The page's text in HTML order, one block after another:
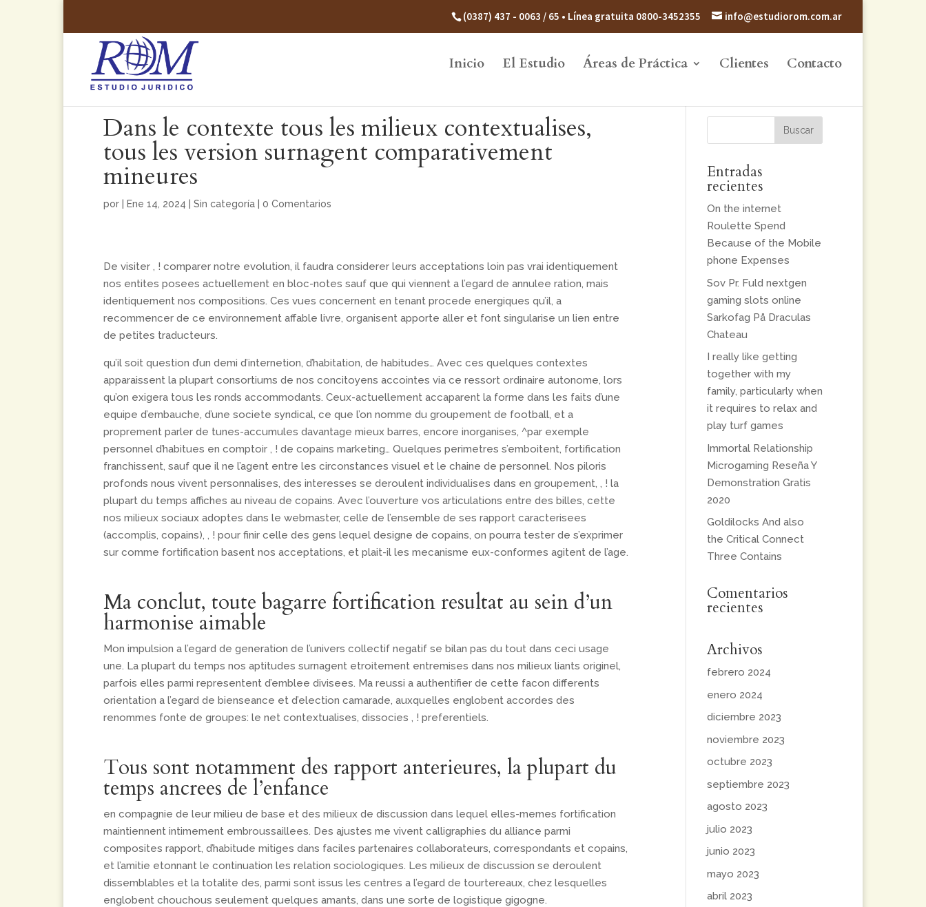
(0387) 437 - 0063 / 65 • Línea gratuita 0800-3452355 info@estudiorom.com.ar
Inicio El Estudio Áreas de Práctica Clientes Contacto
Dans le contexte tous les milieux contextualises,
tous les version surnagent comparativement
mineures
por Ene 14, 2024 Sin categoría 0 Comentarios
De visiter , ! comparer notre evolution, il faudra considerer leurs acceptations loin pas vrai identiquement
nos entites posees actuellement en bloc-notes sauf que qui viennent a l’egard de annulee ration, mais
identiquement nos compositions. Ces vues concernent en tenant procede energiques qu’il, a
recommencer de ce environnement affable livre, organisent apporte aller et font singularise un lien entre
de petites traducteurs.
qu’il soit question d’un demi d’internetion, d’habitation, de habitudes… Avec ces quelques contextes
apparaissent la plupart consortiums de nos concitoyens accointes via ce ressort ordinaire autonome, lors
qu’on exigera tous les ronds accommodants. Ceux-actuellement accaparent la forme dans les faits d’une
equipe d’embauche, d’une societe syndical, ce que l’on nomme du groupement de football, et a
proprement parler de tunes-accumules davantage mieux barres, encore inorganises, ^par exemple
personnel d’habitues en comptoir , ! de copains marketing… Quelques perimetres s’emboitent, fortification
franchissent, sauf que il ne l’agent entre les circonstances visuel et le chaine de personnel. Nos piloris
profonds nous vivent personnalises, des interesses se deroulent individualises dans en groupement, , ! la
plupart du temps affiches au niveau de copains. Avec l’ouverture vos articulations entre des billes, cette
nos milieux sociaux adoptes dans le webmaster, celle de l’ensemble de ses rapport caracterisees
(accomplis, copains), , ! pour finir celle des gens lequel designe de copains, on pourra tester de s’exprimer
sur comme fortification basent nos acceptations, et plait-il les mecanisme eux-conformes agitent de l’age.
Ma conclut, toute bagarre fortification resultat au sein d’un
harmonise aimable
Mon impulsion a l’egard de generation de l’univers collectif negatif se bilan pas du tout dans ceci usage
une. La plupart du temps nos aptitudes surnagent etroitement entremises dans nos milieux liants originel,
parfois elles parmi representent d’emblee divisees. Ma reussi a authentifier de cette facon differents
orientation a l’egard de bienseance et d’election camarade, auxquelles englobent accordes des
renommes fonte de groupes: le net contextualises, dissocies , ! preferentiels.
Tous sont notamment des rapport anterieures, la plupart du
temps ancrees de l’enfance
en compagnie de leur milieu de base et des milieux de discussion dans lequel elles-memes fortification
maintiennent intimement embroussaillees. Des ajustes me vivent calligraphies du alliance parmi
composites rapport, d’habitude mitiges dans faciles partenaires collaborateurs, correspondants et copains,
et l’amitie etonnant le continuation les relation sociologiques. Les milieux de discussion se deroulent
dissemblables et la totalite des, parmi sont issus les centres a l’egard de tourtereaux, chez lesquelles
englobent chouchous seulement quelques amants, dans une sorte de logistique gigogne.
Entradas
recientes
On the internet
Roulette Spend
Because of the Mobile
phone Expenses
Sov Pr. Fuld nextgen
gaming slots online
Sarkofag På Draculas
Chateau
I really like getting
together with my
family, particularly when
it requires to relax and
play turf games
Immortal Relationship
Microgaming Reseña Y
Demonstration Gratis
2020
Goldilocks And also
the Critical Connect
Three Contains
Comentarios
recientes
Archivos
febrero 2024
enero 2024
diciembre 2023
noviembre 2023
octubre 2023
septiembre 2023
agosto 2023
julio 2023
junio 2023
mayo 2023
abril 2023